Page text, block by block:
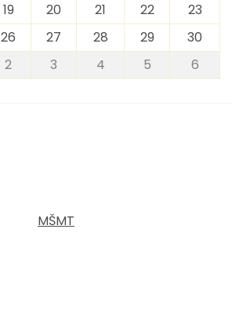
19 20 21 22
23
26 27 28 29
30
2 3 4 5 6
MŠMT